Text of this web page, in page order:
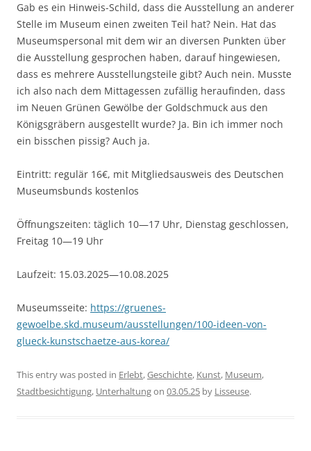
Gab es ein Hinweis-Schild, dass die Ausstellung an anderer
Stelle im Museum einen zweiten Teil hat? Nein. Hat das
Museumspersonal mit dem wir an diversen Punkten über
die Ausstellung gesprochen haben, darauf hingewiesen,
dass es mehrere Ausstellungsteile gibt? Auch nein. Musste
ich also nach dem Mittagessen zufällig heraufinden, dass
im Neuen Grünen Gewölbe der Goldschmuck aus den
Königsgräbern ausgestellt wurde? Ja. Bin ich immer noch
ein bisschen pissig? Auch ja.
Eintritt: regulär 16€, mit Mitgliedsausweis des Deutschen
Museumsbunds kostenlos
Öffnungszeiten: täglich 10—17 Uhr, Dienstag geschlossen,
Freitag 10—19 Uhr
Laufzeit: 15.03.2025—10.08.2025
Museumsseite: https://gruenes-
gewoelbe.skd.museum/ausstellungen/100-ideen-von-
glueck-kunstschaetze-aus-korea/
This entry was posted in Erlebt,Geschichte, Kunst, Museum,
Stadtbesichtigung, Unterhaltungon 03.05.25 by Lisseuse.